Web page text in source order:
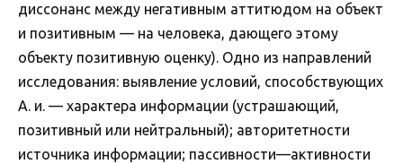
диссонанс между негативным аттитюдом на объект
и позитивным — на человека, дающего этому
объекту позитивную оценку). Одно из направлений
исследования: выявление условий, способствующих
А. и. — характера информации (устрашающий,
позитивный или нейтральный); авторитетности
источника информации; пассивности—активности